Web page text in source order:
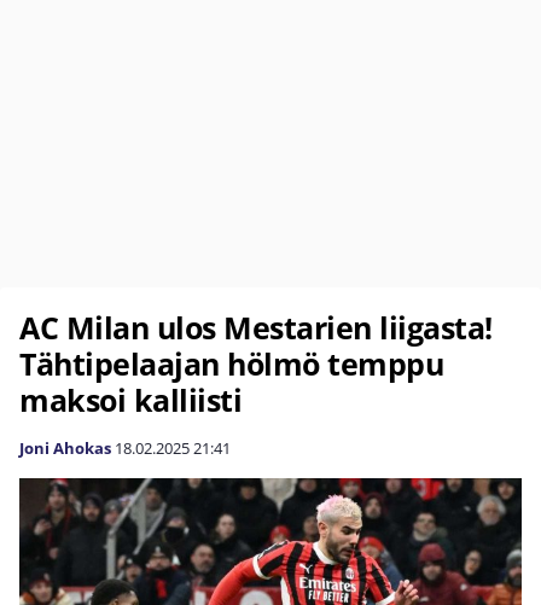
AC Milan ulos Mestarien liigasta!
Tähtipelaajan hölmö temppu
maksoi kalliisti
Joni Ahokas 18.02.202521:41